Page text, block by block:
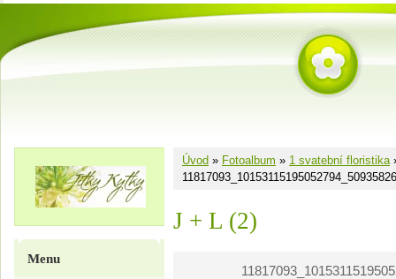
Úvod » Fotoalbum » 1 svatební floristika
J + L (2)
Menu